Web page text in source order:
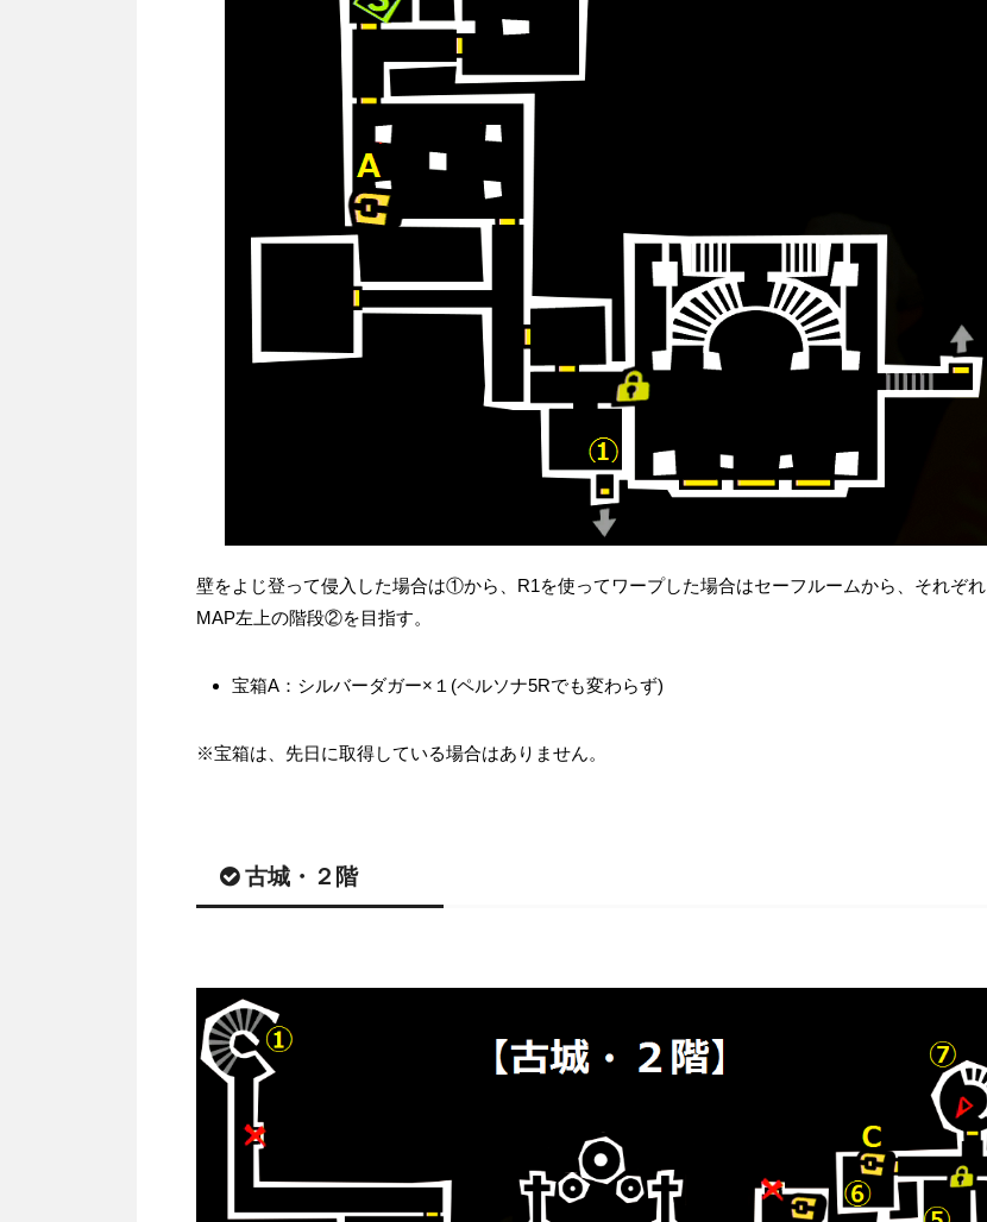
壁をよじ登って侵入した場合は①から、R1を使ってワープした場合はセーフルームから、それぞれ
MAP左上の階段②を目指す。
宝箱A：シルバーダガー×１(ペルソナ5Rでも変わらず)
※宝箱は、先日に取得している場合はありません。
古城・２階